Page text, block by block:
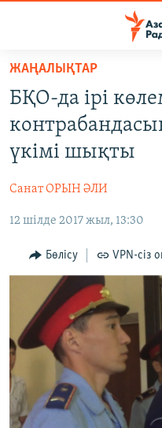
Skip
main
content
main
Skip
Search
САЯСАТ
AZATTYQTV
АДАМ ҚҰҚЫҚТАРЫ
ӘЛЕУМЕТ
ӘЛЕМ
АРНАЙЫ ЖОБАЛАР
Русский
ЖАЗЫЛЫҢЫЗ
ЖАҢАЛЫҚТАР
БҚО-да ірі
үкімі шықты
Санат ОРЫН ӘЛИ
12 шілде 2017 жыл, 13:30
Бөлісу VPN-сіз